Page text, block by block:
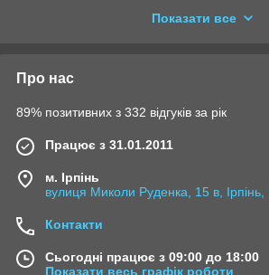
Вибір матеріалів і упаковки:
підходять для холодних напоїв,
Паперові трубочки– екологічна
сучасним тенденціям турботи про
індивідуальні обгортки, забезпечують
гігієни та зручності.
Без упаковки
клієнтів.
Показати все
Про нас
89% позитивних з 332 відгуків за рік
Працює з 31.01.2011
м. Ірпінь
вулиця Миколи Руденка, 15 в, Ірпінь,
Контакти
Сьогодні працює з 09:00 до 18:00
Показати весь графік роботи